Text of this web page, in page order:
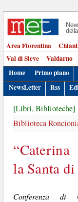
Area Fiorentina
Val di Sieve
Valdarno
Home
Primo piano
NewsLetter
Rss
[Libri, Biblioteche]
Biblioteca
la Santa
Conferenza di